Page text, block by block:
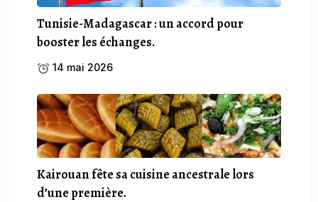
Tunisie-Madagascar : un accord pour
booster les échanges.
14 mai 2026
Kairouan fête sa cuisine ancestrale lors
d’une première.